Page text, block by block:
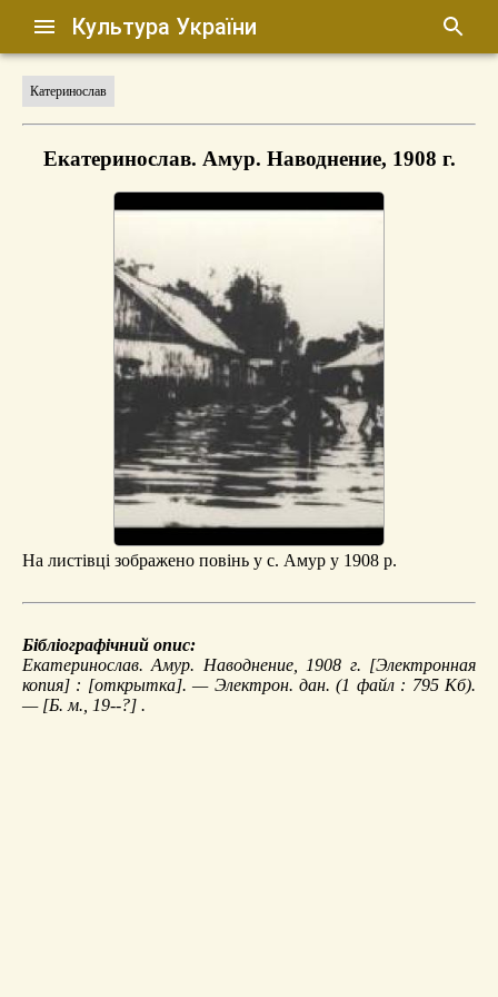
Культура України
Катеринослав
Екатеринослав. Амур. Наводнение, 1908 г.
На листівці зображено повінь у с. Амур у 1908 р.
Бібліографічний опис:
Екатеринослав. Амур. Наводнение, 1908 г. [Электронная
копия] : [открытка]. — Электрон. дан. (1 файл : 795 Кб).
— [Б. м., 19--?] .